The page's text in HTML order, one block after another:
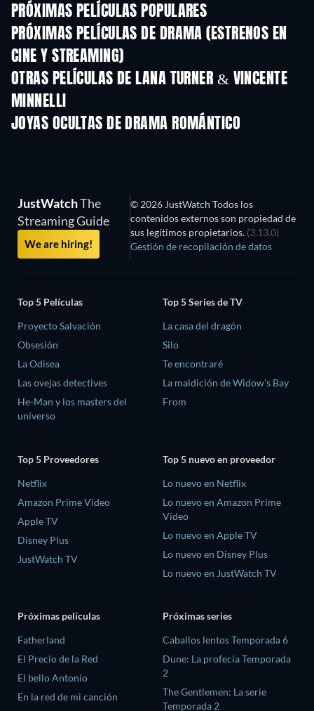
PRÓXIMAS PELÍCULAS POPULARES
PRÓXIMAS PELÍCULAS DE DRAMA (ESTRENOS EN
CINE Y STREAMING)
OTRAS PELÍCULAS DE LANA TURNER & VINCENTE
MINNELLI
JOYAS OCULTAS DE DRAMA ROMÁNTICO
JustWatchThe
Streaming Guide
We are hiring!
© 2026 JustWatch Todos los
contenidos externos son propiedad de
sus legítimos propietarios. (3.13.0)
Gestión de recopilación de datos
Top 5 Películas
Proyecto Salvación
Obsesión
La Odisea
Las ovejas detectives
He-Man y los masters del
universo
Top 5 Series de TV
La casa del dragón
Silo
Te encontraré
La maldición de Widow's Bay
From
Top 5 Proveedores
Netflix
Amazon Prime Video
Apple TV
Disney Plus
JustWatch TV
Top 5 nuevo en proveedor
Lo nuevo en Netflix
Lo nuevo en Amazon Prime
Video
Lo nuevo en Apple TV
Lo nuevo en Disney Plus
Lo nuevo en JustWatch TV
Próximas películas
Fatherland
El Precio de la Red
El bello Antonio
En la red de mi canción
Próximas series
Caballos lentos Temporada 6
Dune: La profecía Temporada
2
The Gentlemen: La serie
Temporada 2